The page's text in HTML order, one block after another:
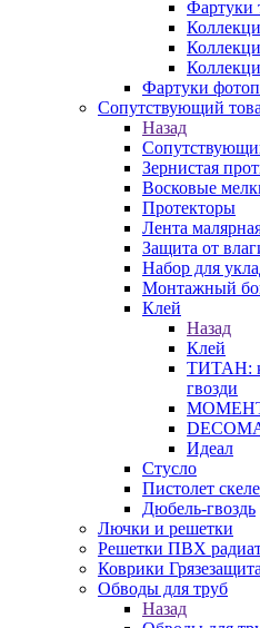
Фартуки
Фартуки
Сопутствующий
Назад
Зернистая
Восковые
Протекторы
Лента
Защита от
Набор для
Монтажный
Клей
Назад
Клей
ТИТАН:
гвозди
МОМЕНТ
Идеал
Стусло
Пистолет
Дюбель-гвоздь
Лючки и решетки
Решетки ПВХ
Коврики Грязезащита
Обводы для труб
Назад